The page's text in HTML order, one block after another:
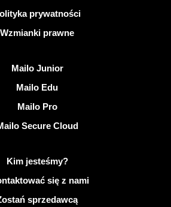
prywatności
Wzmianki prawne
Mailo Junior
Mailo Edu
Mailo Pro
Secure Cloud
Mailo
Kim jesteśmy?
się z nami
sprzedawcą